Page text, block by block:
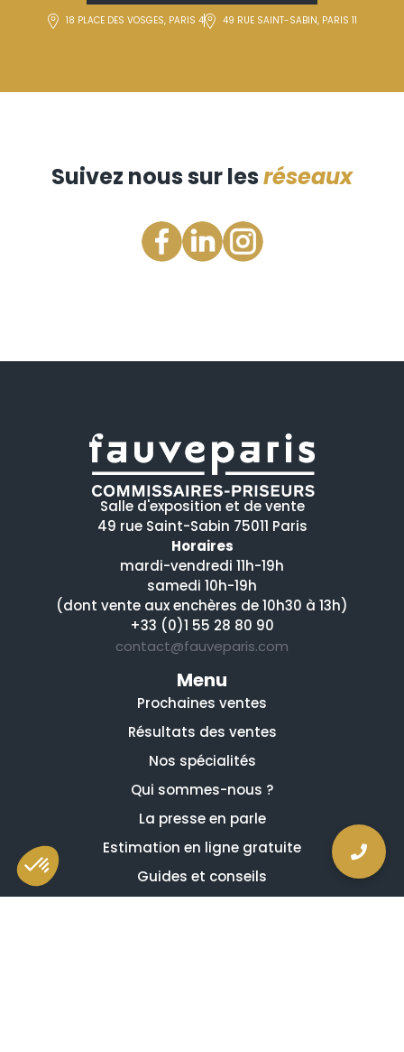
18 PLACE DES VOSGES, PARIS 4 49 RUE SAINT-SABIN, PARIS 11
Suivez nous sur lesréseaux
Salle d'exposition et de vente
49 rue Saint-Sabin 75011 Paris
Horaires
mardi-vendredi 11h-19h
samedi 10h-19h
(dont vente aux enchères de 10h30 à 13h)
+33 (0)1 55 28 80 90
contact@fauveparis.com
Menu
Prochaines ventes
Résultats des ventes
Nos spécialités
Qui sommes-nous ?
La presse en parle
Estimation en ligne gratuite
Guides et conseils